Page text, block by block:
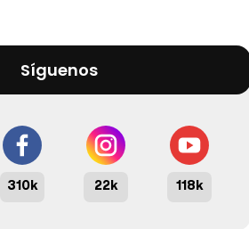
Síguenos
310k 22k 118k